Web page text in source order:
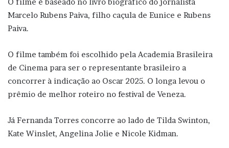
Marcelo Rubens Paiva, filho caçula de Eunice e Rubens
Paiva.
O filme também foi escolhido pela Academia Brasileira
de Cinema para ser o representante brasileiro a
concorrer à indicação ao Oscar 2025. O longa levou o
prêmio de melhor roteiro no festival de Veneza.
Já Fernanda Torres concorre ao lado de Tilda Swinton,
Kate Winslet, Angelina Jolie e Nicole Kidman.